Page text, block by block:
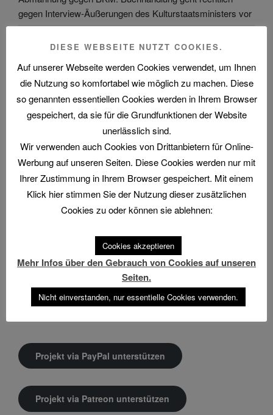
gegen Interview-Äußerungen des Kulturstaatsministers vor
Archiv
DAS PROJEKT UNTERSTÜTZEN
Projekt via PayPal unterstützen
Projekt via Patreon unterstützen
DIESE WEBSEITE NUTZT COOKIES.
Auf unserer Webseite werden Cookies verwendet, um Ihnen
die Nutzung so komfortabel wie möglich zu machen. Diese
so genannten essentiellen Cookies werden in Ihrem Browser
gespeichert, da sie für die Grundfunktionen der Website
unerlässlich sind.
Wir verwenden auch Cookies von Drittanbietern für Online-
Werbung auf unseren Seiten. Diese Cookies werden nur mit
Ihrer Zustimmung in Ihrem Browser gespeichert. Mit einem
Klick hier stimmen Sie der Nutzung dieser zusätzlichen
Cookies zu oder können sie ablehnen:
Cookies akzeptieren
Mehr Infos über den Gebrauch von Cookies auf unseren
Seiten.
Nicht einverstanden, nur essentielle Cookies verwenden.